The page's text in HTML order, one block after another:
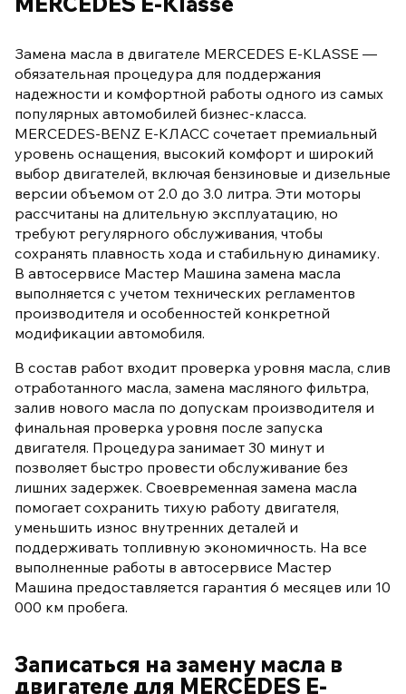
Замена масла в двигателе MERCEDES E-KLASSE —
обязательная процедура для поддержания
надежности и комфортной работы одного из самых
популярных автомобилей бизнес-класса.
MERCEDES-BENZ E-КЛАСС сочетает премиальный
уровень оснащения, высокий комфорт и широкий
выбор двигателей, включая бензиновые и дизельные
версии объемом от 2.0 до 3.0 литра. Эти моторы
рассчитаны на длительную эксплуатацию, но
требуют регулярного обслуживания, чтобы
сохранять плавность хода и стабильную динамику.
В автосервисе Мастер Машина замена масла
выполняется с учетом технических регламентов
производителя и особенностей конкретной
модификации автомобиля.
В состав работ входит проверка уровня масла, слив
отработанного масла, замена масляного фильтра,
залив нового масла по допускам производителя и
финальная проверка уровня после запуска
двигателя. Процедура занимает 30 минут и
позволяет быстро провести обслуживание без
лишних задержек. Своевременная замена масла
помогает сохранить тихую работу двигателя,
уменьшить износ внутренних деталей и
поддерживать топливную экономичность. На все
выполненные работы в автосервисе Мастер
Машина предоставляется гарантия 6 месяцев или 10
000 км пробега.
Записаться на замену масла в
двигателе для MERCEDES E-